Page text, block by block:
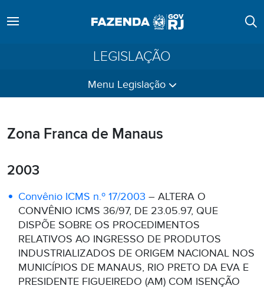
LEGISLAÇÃO
Menu Legislação
Zona Franca de Manaus
2003
Convênio ICMS n.º 17/2003 – ALTERA O
CONVÊNIO ICMS 36/97, DE 23.05.97, QUE
DISPÕE SOBRE OS PROCEDIMENTOS
RELATIVOS AO INGRESSO DE PRODUTOS
INDUSTRIALIZADOS DE ORIGEM NACIONAL NOS
MUNICÍPIOS DE MANAUS, RIO PRETO DA EVA E
PRESIDENTE FIGUEIREDO (AM) COM ISENÇÃO